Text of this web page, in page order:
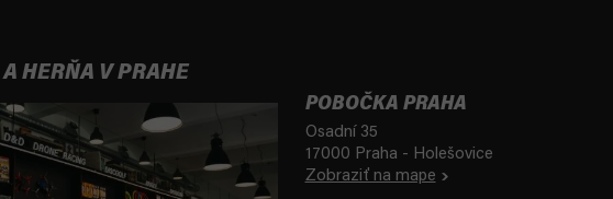
HERŇA V PRAHE
POBOČKA PRAHA
Osadní 35
17000 Praha - Holešovice
Zobraziť na mape